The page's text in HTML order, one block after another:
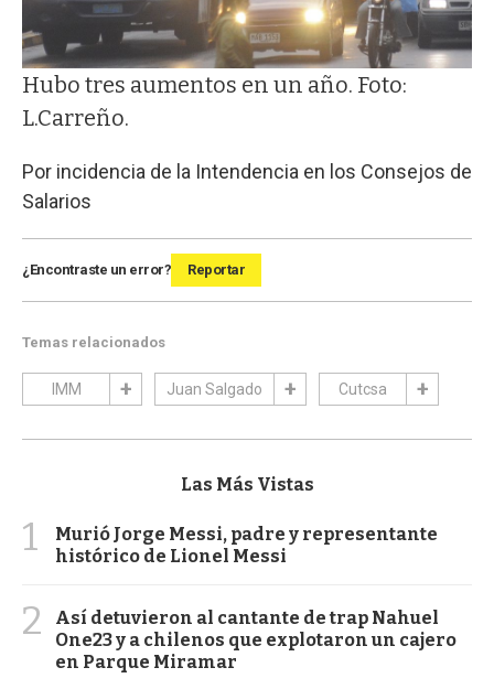
Hubo tres aumentos en un año. Foto:
L.Carreño.
Por incidencia de la Intendencia en los Consejos de
Salarios
¿Encontraste un error? Reportar
Temas relacionados
IMM Juan Salgado Cutcsa
Las Más Vistas
1
Murió Jorge Messi, padre y representante
histórico de Lionel Messi
2
Así detuvieron al cantante de trap Nahuel
One23 y a chilenos que explotaron un cajero
en Parque Miramar